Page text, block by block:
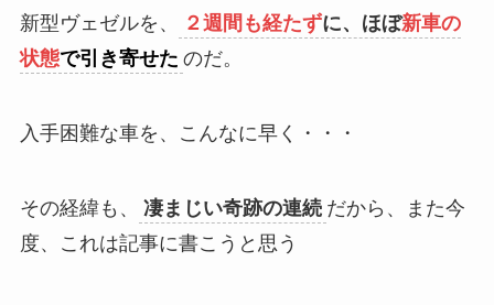
新型ヴェゼルを、 ２週間も経たずに、ほぼ新車の
状態で引き寄せた のだ。
入手困難な車を、こんなに早く・・・
その経緯も、 凄まじい奇跡の連続 だから、また今
度、これは記事に書こうと思う